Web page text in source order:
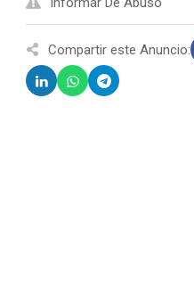
Compartir este Anuncio: